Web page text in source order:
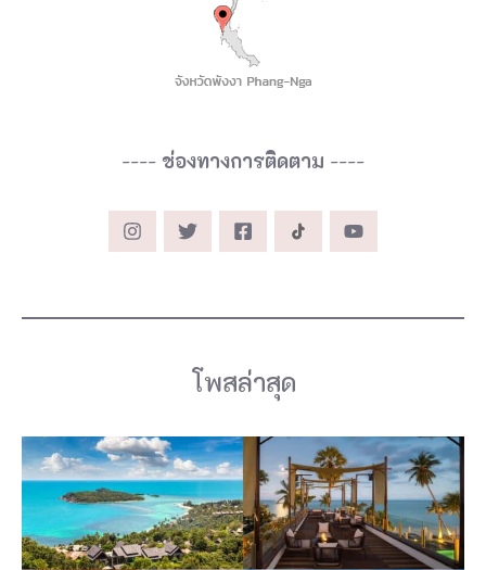
---- ช่องทางการติดตาม ----
โพสล่าสุด